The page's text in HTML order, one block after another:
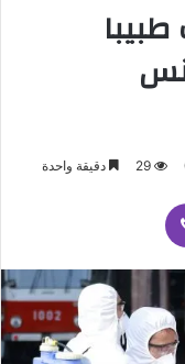
29 دقيقة واحدة